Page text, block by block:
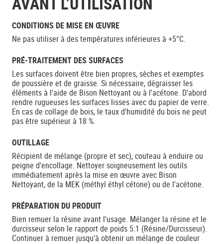
CONDITIONS DE MISE EN ŒUVRE
Ne pas utiliser à des températures inférieures à +5°C.
PRÉ-TRAITEMENT DES SURFACES
Les surfaces doivent être bien propres, sèches et exemptes
de poussière et de graisse. Si nécessaire, dégraisser les
éléments à l'aide de Bison Nettoyant ou à l'acétone. D'abord
rendre rugueuses les surfaces lisses avec du papier de verre.
En cas de collage de bois, le taux d'humidité du bois ne peut
pas être supérieur à 18 %.
OUTILLAGE
Récipient de mélange (propre et sec), couteau à enduire ou
peigne d'encollage. Nettoyer soigneusement les outils
immédiatement après la mise en œuvre avec Bison
Nettoyant, de la MEK (méthyl éthyl cétone) ou de l'acétone.
PRÉPARATION DU PRODUIT
Bien remuer la résine avant l'usage. Mélanger la résine et le
durcisseur selon le rapport de poids 5:1 (Résine/Durcisseur).
Continuer à remuer jusqu'à obtenir un mélange de couleur